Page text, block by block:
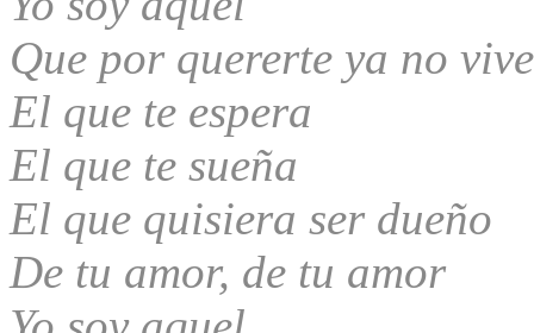
Que por quererte ya no vive
El que te espera
El que te sueña
El que quisiera ser dueño
De tu amor, de tu amor